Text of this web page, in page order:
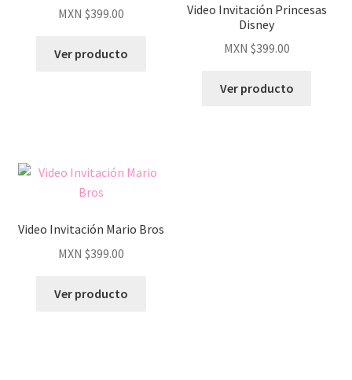
MXN $399.00
Ver producto
Video Invitación Princesas
Disney
MXN $399.00
Ver producto
Video Invitación Mario Bros
MXN $399.00
Ver producto